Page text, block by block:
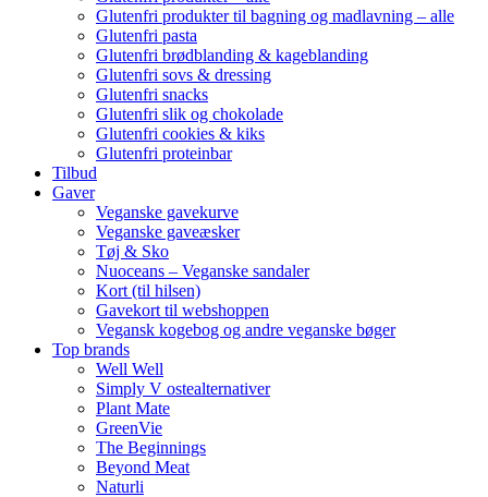
Glutenfri produkter til bagning og madlavning – alle
Glutenfri pasta
Glutenfri brødblanding & kageblanding
Glutenfri sovs & dressing
Glutenfri snacks
Glutenfri slik og chokolade
Glutenfri cookies & kiks
Glutenfri proteinbar
Tilbud
Gaver
Veganske gavekurve
Veganske gaveæsker
Tøj & Sko
Nuoceans – Veganske sandaler
Kort (til hilsen)
Gavekort til webshoppen
Vegansk kogebog og andre veganske bøger
Top brands
Well Well
Simply V ostealternativer
Plant Mate
GreenVie
The Beginnings
Beyond Meat
Naturli